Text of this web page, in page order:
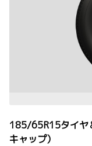
185/65R15タイヤ
キャップ）